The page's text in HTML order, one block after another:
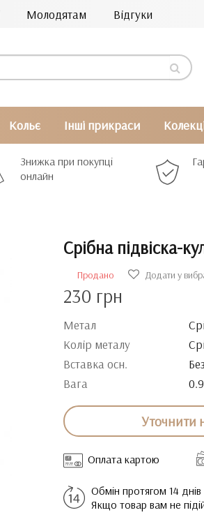
Молодятам Відгуки
Кольє Інші прикраси
Знижка при покупці
онлайн
Срібна підвіска-
Продано
Додати у
230 грн
Метал
Колір металу
Вставка осн.
Вага
Уточнити
Оплата картою
Обмін протягом 14 днів
Якщо товар вам не